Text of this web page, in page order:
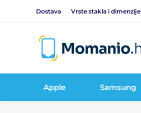
Dostava Vrste stakla i dimenzije
Apple Samsung